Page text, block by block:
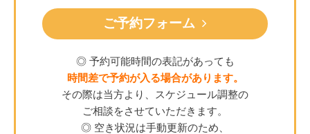
ご予約フォーム
◎ 予約可能時間の表記があっても
時間差で予約が入る場合があります。
その際は当方より、スケジュール調整の
ご相談をさせていただきます。
◎ 空き状況は手動更新のため、